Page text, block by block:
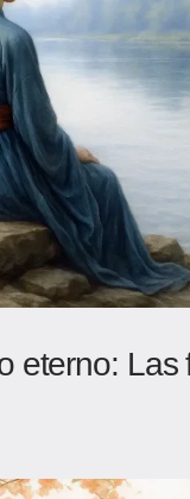
eterno: Las